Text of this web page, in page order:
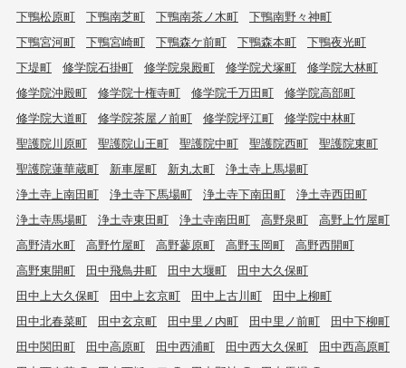
下鴨松原町
下鴨南芝町 下鴨南茶ノ木町
下鴨南野々神町
下鴨宮河町
下鴨宮崎町 下鴨森ケ前町 下鴨森本町
下鴨夜光町
下堤町
修学院石掛町 修学院泉殿町 修学院犬塚町
修学院大林町
修学院沖殿町
修学院十権寺町 修学院千万田町
修学院高部町
修学院大道町
修学院茶屋ノ前町 修学院坪江町
修学院中林町
聖護院川原町
聖護院山王町 聖護院中町 聖護院西町
聖護院東町
聖護院蓮華蔵町
新車屋町 新丸太町
浄土寺上馬場町
浄土寺上南田町
浄土寺下馬場町 浄土寺下南田町
浄土寺西田町
浄土寺馬場町
浄土寺東田町 浄土寺南田町 高野泉町
高野上竹屋町
高野清水町
高野竹屋町 高野蓼原町 高野玉岡町
高野西開町
高野東開町
田中飛鳥井町 田中大堰町
田中大久保町
田中上大久保町
田中上玄京町 田中上古川町
田中上柳町
田中北春菜町
田中玄京町 田中里ノ内町 田中里ノ前町
田中下柳町
田中関田町
田中高原町 田中西浦町 田中西大久保町
田中西高原町